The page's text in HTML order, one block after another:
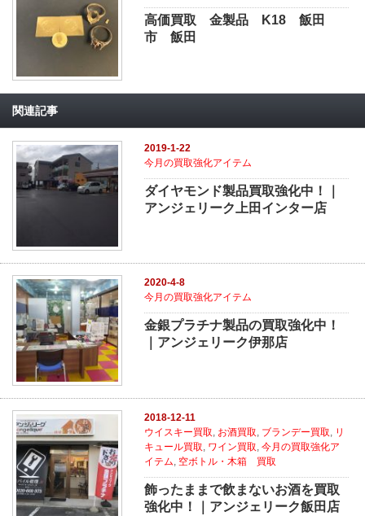
高価買取 金製品 K18 飯田
市 飯田
関連記事
2019-1-22
今月の買取強化アイテム
ダイヤモンド製品買取強化中！｜
アンジェリーク上田インター店
2020-4-8
今月の買取強化アイテム
金銀プラチナ製品の買取強化中！
｜アンジェリーク伊那店
2018-12-11
ウイスキー買取 お酒買取 ブランデー買取
リ
キュール買取 ワイン買取 ,今月の買取強化ア
イテム 空ボトル・木箱 買取
飾ったままで飲まないお酒を買取
強化中！｜アンジェリーク飯田店